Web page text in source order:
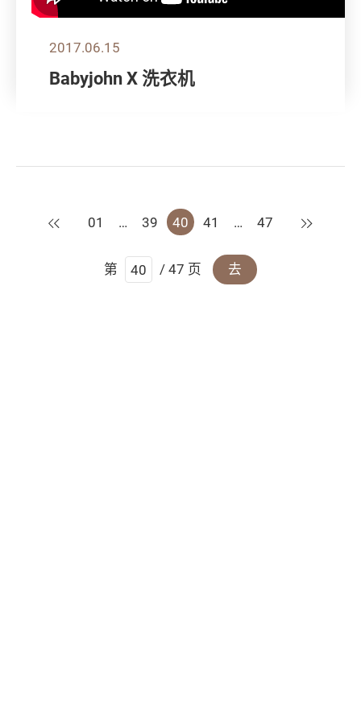
2017.06.15
Babyjohn X 洗衣机
上一页
01 … 39 40 41 … 47 下一页
第 / 47 页 去